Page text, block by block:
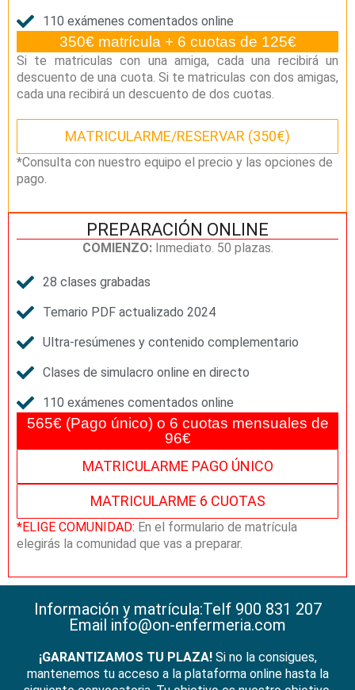
110 exámenes comentados online
350€ matrícula + 6 cuotas de 125€
Si te matriculas con una amiga, cada una recibirá un
descuento de una cuota. Si te matriculas con dos amigas,
cada una recibirá un descuento de dos cuotas.
MATRICULARME/RESERVAR (350€)
*Consulta con nuestro equipo el precio y las opciones de
pago.
PREPARACIÓN ONLINE
COMIENZO: Inmediato. 50 plazas.
28 clases grabadas
Temario PDF actualizado 2024
Ultra-resúmenes y contenido complementario
Clases de simulacro online en directo
110 exámenes comentados online
565€ (Pago único) o 6 cuotas mensuales de
96€
MATRICULARME PAGO ÚNICO
MATRICULARME 6 CUOTAS
*ELIGE COMUNIDAD: En el formulario de matrícula
elegirás la comunidad que vas a preparar.
Información y matrícula:Telf 900 831 207
Email info@on-enfermeria.com
¡GARANTIZAMOS TU PLAZA!Si no la consigues,
mantenemos tu acceso a la plataforma online hasta la